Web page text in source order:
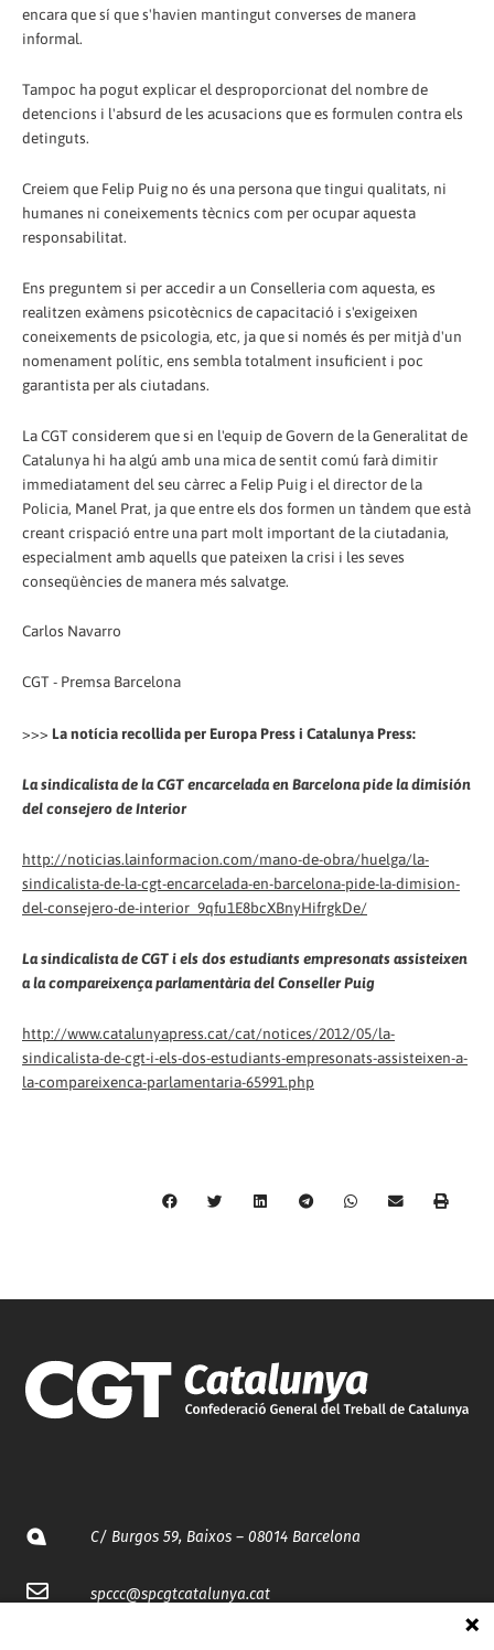
encara que sí que s'havien mantingut converses de manera
informal.
Tampoc ha pogut explicar el desproporcionat del nombre de
detencions i l'absurd de les acusacions que es formulen contra els
detinguts.
Creiem que Felip Puig no és una persona que tingui qualitats, ni
humanes ni coneixements tècnics com per ocupar aquesta
responsabilitat.
Ens preguntem si per accedir a un Conselleria com aquesta, es
realitzen exàmens psicotècnics de capacitació i s'exigeixen
coneixements de psicologia, etc, ja que si només és per mitjà d'un
nomenament polític, ens sembla totalment insuficient i poc
garantista per als ciutadans.
La CGT considerem que si en l'equip de Govern de la Generalitat de
Catalunya hi ha algú amb una mica de sentit comú farà dimitir
immediatament del seu càrrec a Felip Puig i el director de la
Policia, Manel Prat, ja que entre els dos formen un tàndem que està
creant crispació entre una part molt important de la ciutadania,
especialment amb aquells que pateixen la crisi i les seves
conseqüències de manera més salvatge.
Carlos Navarro
CGT - Premsa Barcelona
>>> La notícia recollida per Europa Press i Catalunya Press:
La sindicalista de la CGT encarcelada en Barcelona pide la dimisión
del consejero de Interior
http://noticias.lainformacion.com/mano-de-obra/huelga/la-
sindicalista-de-la-cgt-encarcelada-en-barcelona-pide-la-dimision-
del-consejero-de-interior_9qfu1E8bcXBnyHifrgkDe/
La sindicalista de CGT i els dos estudiants empresonats assisteixen
a la compareixença parlamentària del Conseller Puig
http://www.catalunyapress.cat/cat/notices/2012/05/la-
sindicalista-de-cgt-i-els-dos-estudiants-empresonats-assisteixen-a-
la-compareixenca-parlamentaria-65991.php
C/ Burgos 59, Baixos – 08014 Barcelona
spccc@spcgtcatalunya.cat